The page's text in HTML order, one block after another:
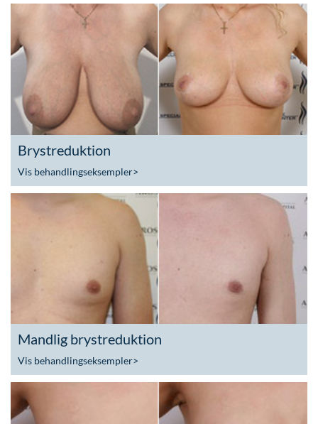
Brystreduktion
Vis behandlingseksempler>
Mandlig brystreduktion
Vis behandlingseksempler>